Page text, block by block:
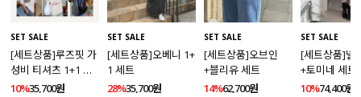
SET SALE
[세트상품]루즈핏 가
성비 티셔츠 1+1 세
트
10%35,700원
SET SALE
[세트상품]오베니 1+
1 세트
28%35,700원
SET SALE
[세트상품]오브인
+블리유 세트
14%62,700원
SET SALE
[세트상품]넬
+토미네 세트
10%74,400원